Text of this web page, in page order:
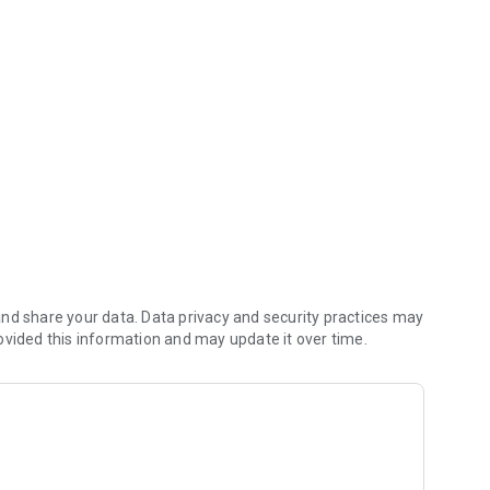
ব্যবসা বাড়িয়ে নিতে পারবেন।
share your data. Data privacy and security practices may
this information and may update it over time.